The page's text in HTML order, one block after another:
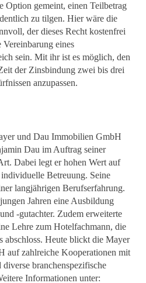
Option gemeint, einen Teilbetrag
zu tilgen. Hier wäre die
der dieses Recht kostenfrei
eines
sein. Mit ihr ist es möglich, den
der Zinsbindung zwei bis drei
anzupassen.
und Dau Immobilien GmbH
Dau im Auftrag seiner
Dabei legt er hohen Wert auf
Betreuung. Seine
langjährigen Berufserfahrung.
Jahren eine Ausbildung
-gutachter. Zudem erweiterte
Lehre zum Hotelfachmann, die
abschloss. Heute blickt die Mayer
auf zahlreiche Kooperationen mit
branchenspezifische
Informationen unter: